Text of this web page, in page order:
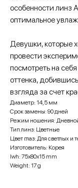
особенности линз
оптимальное
Девушки, которые
провести
посмотреть на
оттенка,
взгляда за счет
Диаметр: 14,5 мм
Срок замены: 90 дней
Режим ношения:
Тип линз: Цветные
Цвет глаз: Для светлых и
Изготовитель: Корея
lwh: 75x80x15 mm
Weight: 17 g